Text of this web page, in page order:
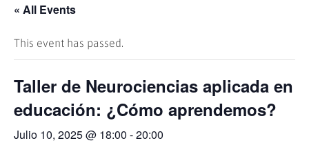
« All Events
This event has passed.
Taller de Neurociencias aplicada en
educación: ¿Cómo aprendemos?
Julio 10, 2025 @ 18:00 -20:00